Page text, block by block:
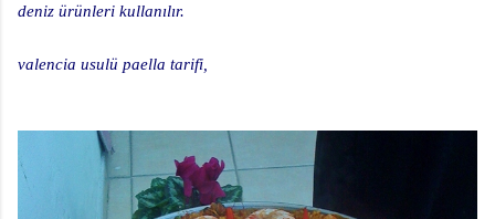
deniz ürünleri kullanılır.
valencia usulü paella tarifi,